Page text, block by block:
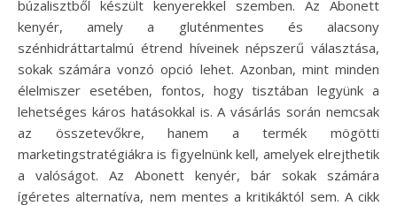
búzalisztből készült kenyerekkel szemben. Az Abonett
kenyér, amely a gluténmentes és alacsony
szénhidráttartalmú étrend híveinek népszerű választása,
sokak számára vonzó opció lehet. Azonban, mint minden
élelmiszer esetében, fontos, hogy tisztában legyünk a
lehetséges káros hatásokkal is. A vásárlás során nemcsak
az összetevőkre, hanem a termék mögötti
marketingstratégiákra is figyelnünk kell, amelyek elrejthetik
a valóságot. Az Abonett kenyér, bár sokak számára
ígéretes alternatíva, nem mentes a kritikáktól sem. A cikk